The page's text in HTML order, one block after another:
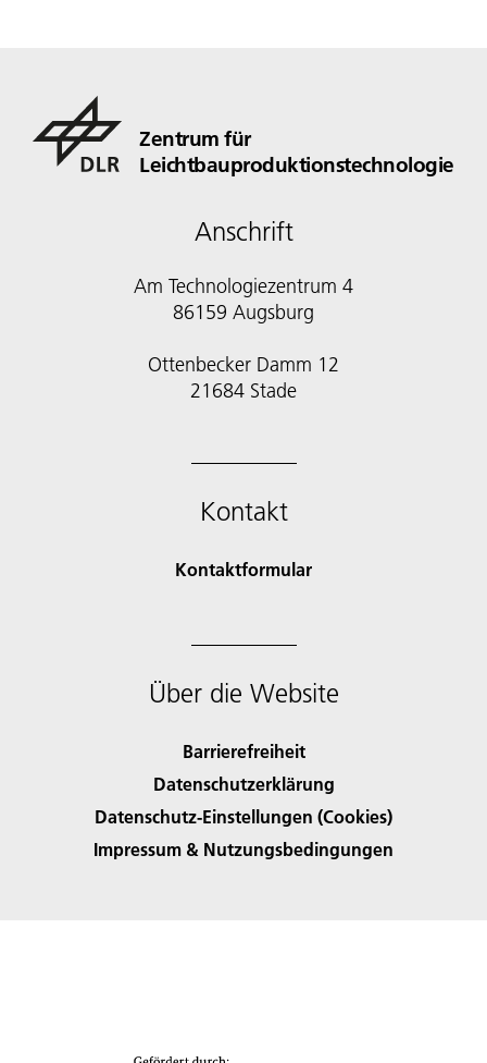
Zentrum für
Leichtbauproduktionstechnologie
Anschrift
Am Technologiezentrum 4
86159 Augsburg
Ottenbecker Damm 12
21684 Stade
Kontakt
Kontaktformular
Über die Website
Barrierefreiheit
Datenschutzerklärung
Datenschutz-Einstellungen (Cookies)
Impressum & Nutzungsbedingungen